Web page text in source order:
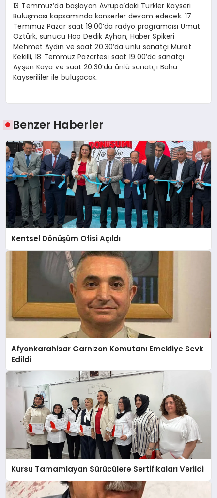
13 Temmuz’da başlayan Avrupa’daki Türkler Kayseri
Buluşması kapsamında konserler devam edecek. 17
Temmuz Pazar saat 19.00’da radyo programcısı Umut
Öztürk, sunucu Hop Dedik Ayhan, Haber Spikeri
Mehmet Aydın ve saat 20.30’da ünlü sanatçı Murat
Kekilli, 18 Temmuz Pazartesi saat 19.00’da sanatçı
Ayşen Kaya ve saat 20.30’da ünlü sanatçı Baha
Kayserililer ile buluşacak.
Benzer Haberler
Kentsel Dönüşüm Ofisi Açıldı
Afyonkarahisar Garnizon Komutanı Emekliye Sevk
Edildi
Kursu Tamamlayan Sürücülere Sertifikaları Verildi